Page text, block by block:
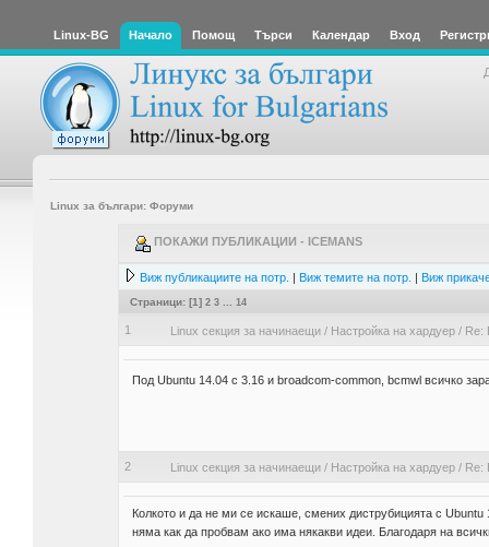
Linux-BG Начало Помощ Търси Календар Вход
Linux за българи: Форуми
ПОКАЖИ ПУБЛИКАЦИИ - ICEMANS
Виж публикациите на потр. | Виж темите на потр. | Виж
Страници: [1] 2 3 14
1 Linux секция за начинаещи/ Настройка на хардуер/ Re:
Под Ubuntu 14.04 с 3.16 и broadcom-common, bcmwl всичко
2 Linux секция за начинаещи/ Настройка на хардуер/ Re:
Колкото и да не ми се искаше, смених диструбицията с
няма как да пробвам ако има някакви идеи. Благодаря на